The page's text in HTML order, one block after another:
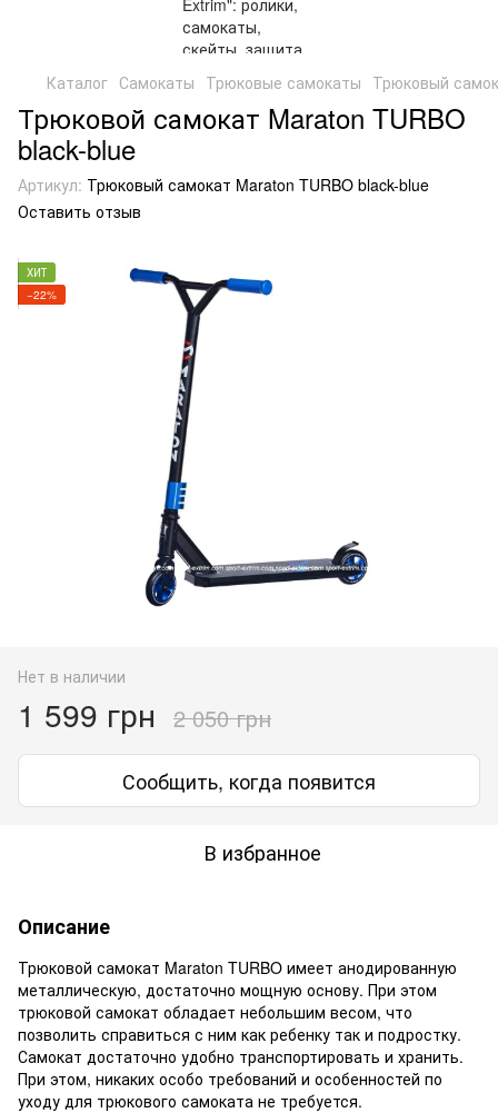
Каталог Самокаты Трюковые самокаты Трюковый
Трюковой самокат Maraton TURBO
black-blue
Артикул: Трюковый самокат Maraton TURBO black-blue
Оставить отзыв
ХИТ
−22%
Нет в наличии
1 599 грн 2 050 грн
Сообщить, когда появится
В избранное
Описание
Трюковой самокат Maraton TURBO имеет анодированную
металлическую, достаточно мощную основу. При этом
трюковой самокат обладает небольшим весом, что
позволить справиться с ним как ребенку так и подростку.
Самокат достаточно удобно транспортировать и хранить.
При этом, никаких особо требований и особенностей по
уходу для трюкового самоката не требуется.